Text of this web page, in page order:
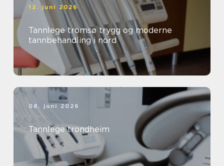
12. juni 2026
Tannlege tromsø trygg og moderne
tannbehandling i nord
08. juni 2026
Tannlege trondheim